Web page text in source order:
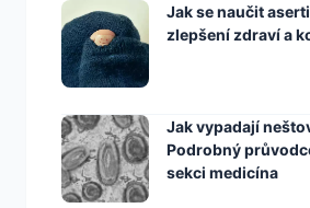
Jak se naučit
zlepšení zdraví a
Jak vypadají
Podrobný
sekci medicína